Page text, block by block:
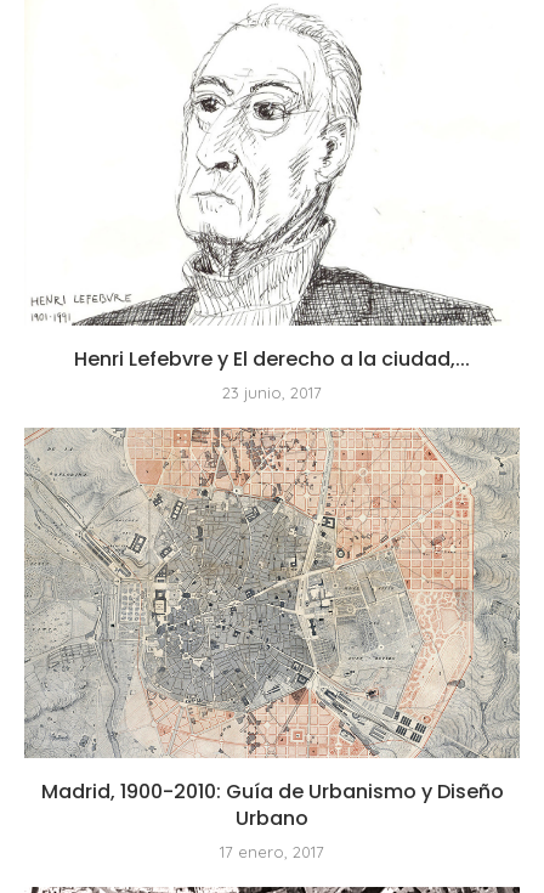
Henri Lefebvre y El derecho a la ciudad,...
23 junio, 2017
Madrid, 1900-2010: Guía de Urbanismo y Diseño
Urbano
17 enero, 2017